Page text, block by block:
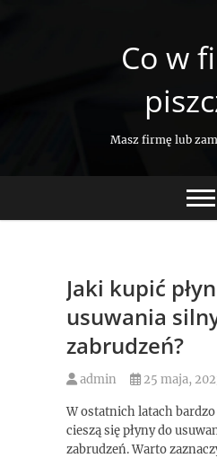
Co w
Masz firmę lub
Jaki kupić
usuwania
zabrudzeń?
admin 25 maja,
W ostatnich latach
cieszą się płyny do
zabrudzeń. Warto